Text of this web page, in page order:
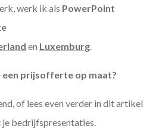
werk ik als PowerPoint
en Luxemburg.
een prijsofferte op maat?
of lees even verder in dit artikel
je bedrijfspresentaties.